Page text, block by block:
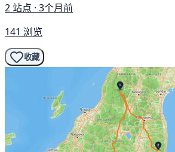
2 站点 · 3个月前
141 浏览
收藏